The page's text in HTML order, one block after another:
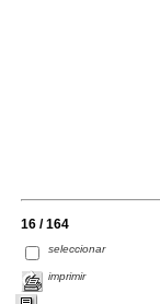
16 / 164
seleccionar
imprimir